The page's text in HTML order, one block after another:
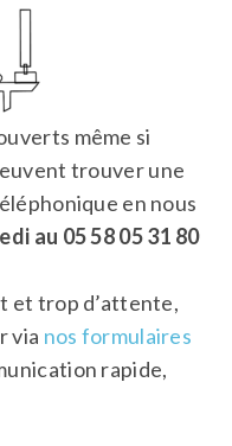
même si
trouver une
en nous
au 05 58 05 31 80
et trop d’attente,
via nos formulaires
rapide,